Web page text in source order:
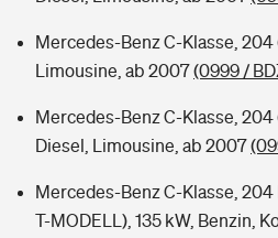
Mercedes-Benz C-Klasse, 204
Limousine, ab 2007(0999 /
Mercedes-Benz C-Klasse, 204
Diesel, Limousine, ab 2007
Mercedes-Benz C-Klasse, 204
T-MODELL), 135 kW, Benzin,